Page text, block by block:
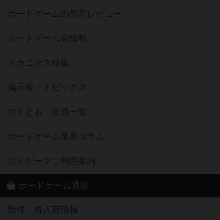
ボードゲームの新着レビュー
ボードゲーム会情報
メカニクス特集
掲示板・トピックス
ボドとも・会員一覧
ボードゲーム業界コラム
ボドゲーマご利用案内
ボードゲーム通販
新作・再入荷情報